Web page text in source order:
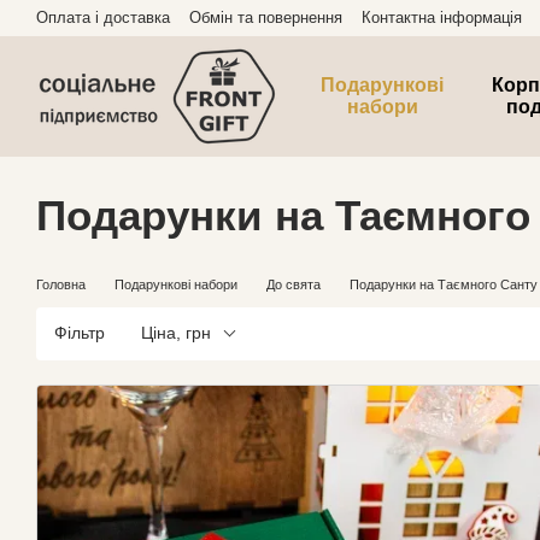
Перейти до основного контенту
Оплата і доставка Обмін та повернення Контактна інформація
Подарункові
набори
Подарунки на
Головна Подарункові набори До свята Подарунки на Таємного Санту
Фільтр Ціна, грн